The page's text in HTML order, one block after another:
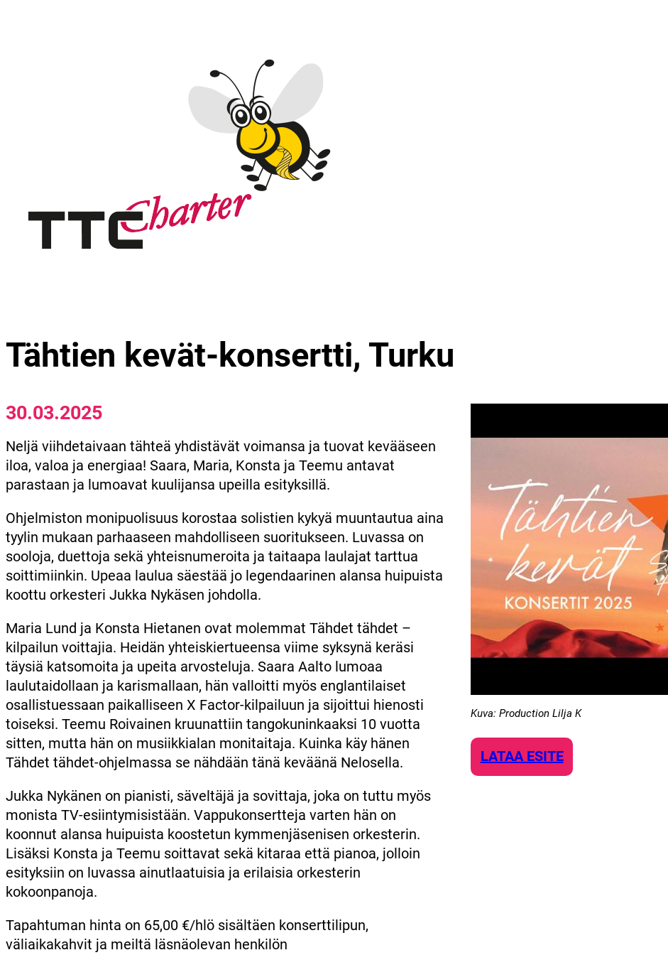
Tähtien kevät-konsertti, Turku
30.03.2025
Neljä viihdetaivaan tähteä yhdistävät voimansa ja tuovat kevääseen
iloa, valoa ja energiaa! Saara, Maria, Konsta ja Teemu antavat
parastaan ja lumoavat kuulijansa upeilla esityksillä.
Ohjelmiston monipuolisuus korostaa solistien kykyä muuntautua aina
tyylin mukaan parhaaseen mahdolliseen suoritukseen. Luvassa on
sooloja, duettoja sekä yhteisnumeroita ja taitaapa laulajat tarttua
soittimiinkin. Upeaa laulua säestää jo legendaarinen alansa huipuista
koottu orkesteri Jukka Nykäsen johdolla.
Maria Lund ja Konsta Hietanen ovat molemmat Tähdet tähdet –
kilpailun voittajia. Heidän yhteiskiertueensa viime syksynä keräsi
täysiä katsomoita ja upeita arvosteluja. Saara Aalto lumoaa
laulutaidollaan ja karismallaan, hän valloitti myös englantilaiset
osallistuessaan paikalliseen X Factor-kilpailuun ja sijoittui hienosti
toiseksi. Teemu Roivainen kruunattiin tangokuninkaaksi 10 vuotta
sitten, mutta hän on musiikkialan monitaitaja. Kuinka käy hänen
Tähdet tähdet-ohjelmassa se nähdään tänä keväänä Nelosella.
Jukka Nykänen on pianisti, säveltäjä ja sovittaja, joka on tuttu myös
monista TV-esiintymisistään. Vappukonsertteja varten hän on
koonnut alansa huipuista koostetun kymmenjäsenisen orkesterin.
Lisäksi Konsta ja Teemu soittavat sekä kitaraa että pianoa, jolloin
esityksiin on luvassa ainutlaatuisia ja erilaisia orkesterin
kokoonpanoja.
Tapahtuman hinta on 65,00 €/hlö sisältäen konserttilipun,
väliaikakahvit ja meiltä läsnäolevan henkilön
Kuva: Production Lilja K
LATAA ESITE